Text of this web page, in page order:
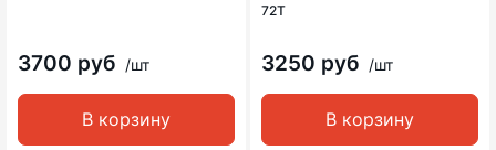
3700 руб /шт
В корзину
72T
3250 руб /шт
В корзину